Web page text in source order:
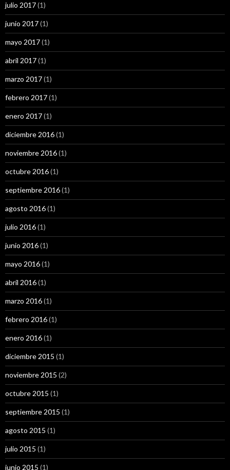
julio 2017(1)
junio 2017(1)
mayo 2017(1)
abril 2017(1)
marzo 2017(1)
febrero 2017(1)
enero 2017(1)
diciembre 2016(1)
noviembre 2016(1)
octubre 2016(1)
septiembre 2016(1)
agosto 2016(1)
julio 2016(1)
junio 2016(1)
mayo 2016(1)
abril 2016(1)
marzo 2016(1)
febrero 2016(1)
enero 2016(1)
diciembre 2015 (1)
noviembre 2015 (2)
octubre 2015 (1)
septiembre 2015 (1)
agosto 2015 (1)
julio 2015 (1)
junio 2015 (1)